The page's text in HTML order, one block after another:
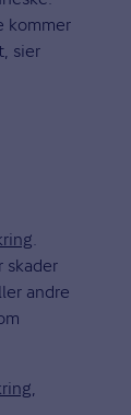
kommer
sier
skader
andre